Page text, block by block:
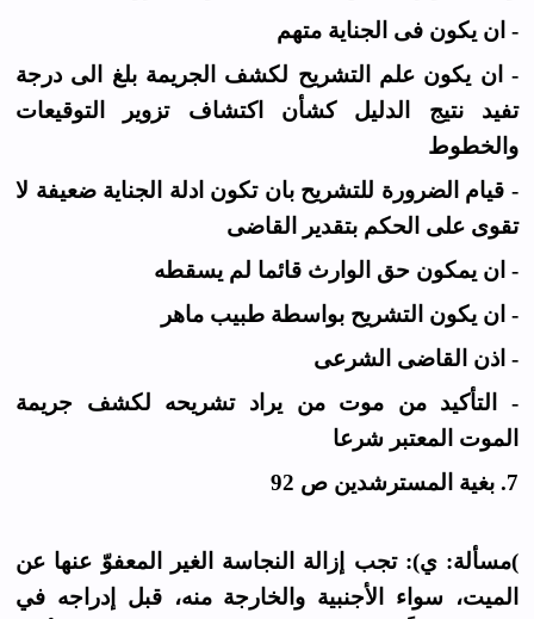
- ان يكون فى الجناية متهم
- ان يكون علم التشريح لكشف الجريمة بلغ الى درجة
تفيد نتيج الدليل كشأن اكتشاف تزوير التوقيعات
والخطوط
- قيام الضرورة للتشريح بان تكون ادلة الجناية ضعيفة لا
تقوى على الحكم بتقدير القاضى
- ان يمكون حق الوارث قائما لم يسقطه
- ان يكون التشريح بواسطة طبيب ماهر
- اذن القاضى الشرعى
- التأكيد من موت من يراد تشريحه لكشف جريمة
الموت المعتبر شرعا
7. بغية المسترشدين ص 92
)مسألة: ي): تجب إزالة النجاسة الغير المعفوّ عنها عن
الميت، سواء الأجنبية والخارجة منه، قبل إدراجه في